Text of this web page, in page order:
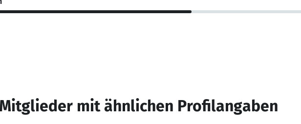
Mitglieder mit ähnlichen Profilangaben